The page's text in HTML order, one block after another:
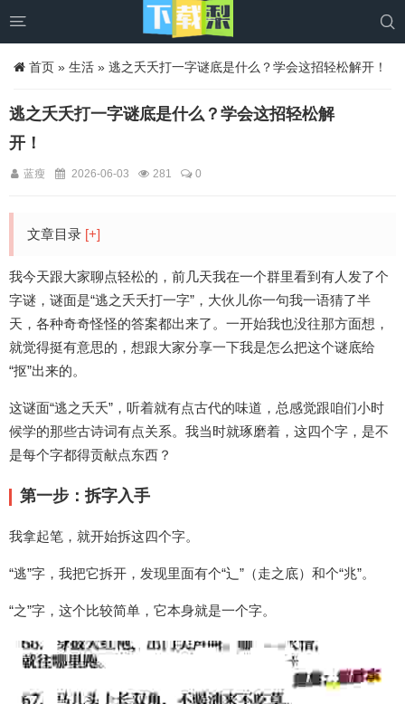
 
首页 » 生活 » 逃之夭夭打一字谜底是什么？学会这招轻松解开！
逃之夭夭打一字谜底是什么？学会这招轻松解
开！
蓝瘦 2026-06-03 281 0
文章目录 [+]
我今天跟大家聊点轻松的，前几天我在一个群里看到有人发了个
字谜，谜面是“逃之夭夭打一字”，大伙儿你一句我一语猜了半
天，各种奇奇怪怪的答案都出来了。一开始我也没往那方面想，
就觉得挺有意思的，想跟大家分享一下我是怎么把这个谜底给
“抠”出来的。
这谜面“逃之夭夭”，听着就有点古代的味道，总感觉跟咱们小时
候学的那些古诗词有点关系。我当时就琢磨着，这四个字，是不
是每个字都得贡献点东西？
第一步：拆字入手
我拿起笔，就开始拆这四个字。
“逃”字，我把它拆开，发现里面有个“辶”（走之底）和个“兆”。
“之”字，这个比较简单，它本身就是一个字。